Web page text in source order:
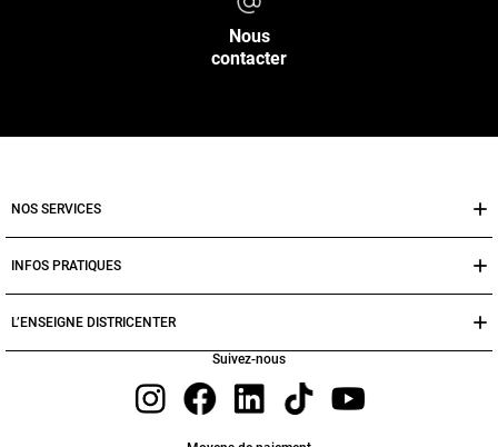
Nous
contacter
NOS SERVICES
INFOS PRATIQUES
L’ENSEIGNE DISTRICENTER
Suivez-nous